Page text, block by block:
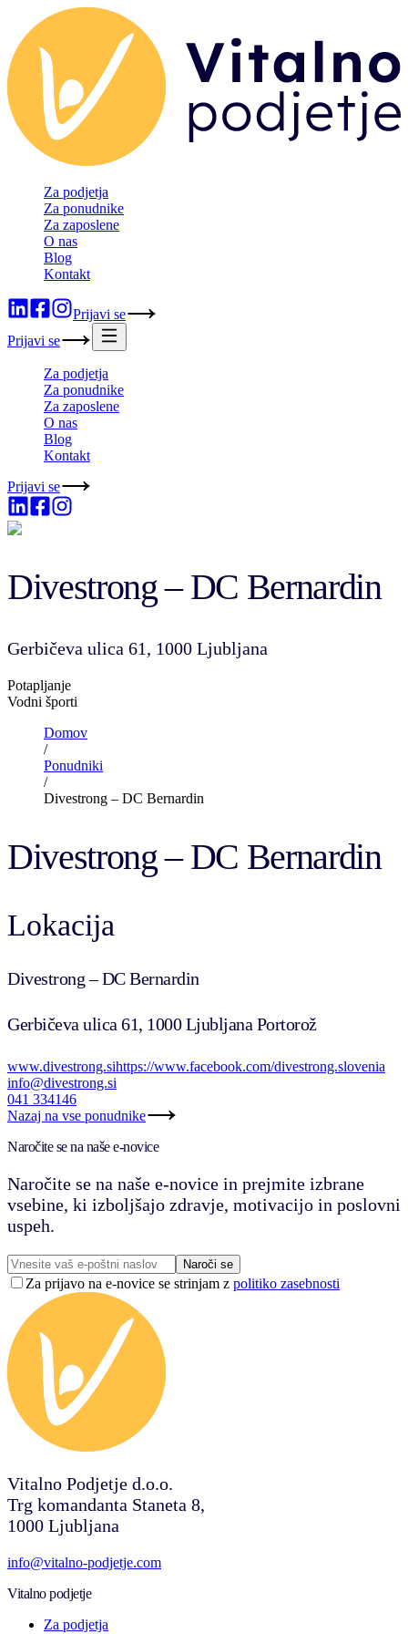
Za podjetja
Za ponudnike
Za zaposlene
O nas
Blog
Kontakt
Prijavi se
Prijavi se
Za podjetja
Za ponudnike
Za zaposlene
O nas
Blog
Kontakt
Prijavi se
Divestrong – DC Bernardin
Gerbičeva ulica 61, 1000 Ljubljana
Potapljanje
Vodni športi
Domov
/
Ponudniki
/
Divestrong – DC Bernardin
Divestrong – DC Bernardin
Lokacija
Divestrong – DC Bernardin
Gerbičeva ulica 61, 1000 Ljubljana Portorož
www.divestrong.sihttps://www.facebook.com/divestrong.slovenia
info@divestrong.si
041 334146
Nazaj na vse ponudnike
Naročite se na naše e-novice
Naročite se na naše e-novice in prejmite izbrane
vsebine, ki izboljšajo zdravje, motivacijo in poslovni
uspeh.
Naroči se
Za prijavo na e-novice se strinjam z politiko zasebnosti
Vitalno Podjetje d.o.o.
Trg komandanta Staneta 8,
1000 Ljubljana
info@vitalno-podjetje.com
Vitalno podjetje
Za podjetja